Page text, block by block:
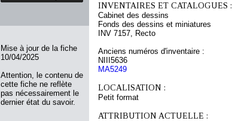
Mise à jour de la fiche
10/04/2025
Attention, le contenu de
cette fiche ne reflète
pas nécessairement le
dernier état du savoir.
INVENTAIRES ET CATALOGUES :
Cabinet des dessins
Fonds des dessins et miniatures
INV 7157, Recto
Anciens numéros d'inventaire :
NIII5636
MA5249
LOCALISATION :
Petit format
ATTRIBUTION ACTUELLE :